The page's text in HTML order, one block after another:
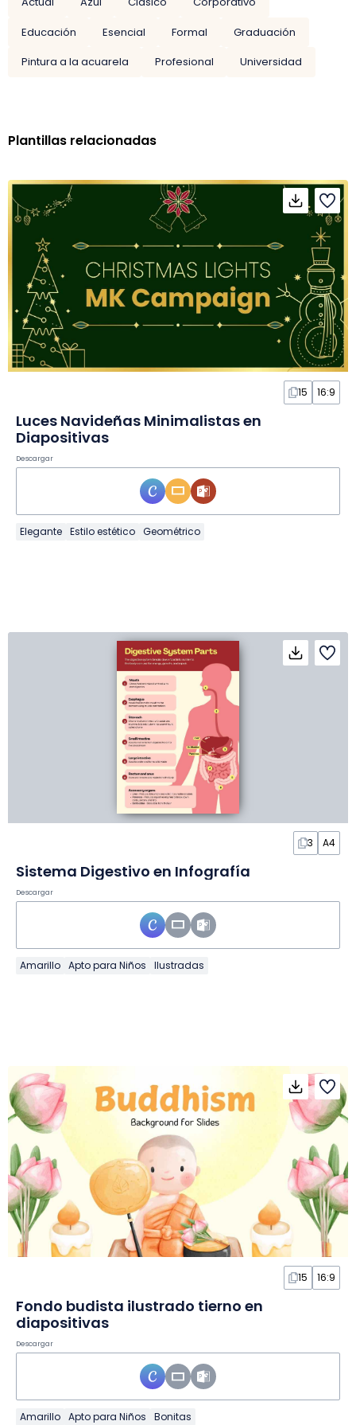
Educación
Esencial Formal
Graduación
Pintura a la acuarela
Profesional Universidad
Plantillas relacionadas
15 16:9
Luces Navideñas Minimalistas en
Diapositivas
Descargar
Elegante Estilo estético Geométrico
3 A4
Sistema Digestivo en Infografía
Descargar
Amarillo Apto para Niños Ilustradas
15 16:9
Fondo budista ilustrado tierno en
diapositivas
Descargar
Amarillo Apto para Niños Bonitas